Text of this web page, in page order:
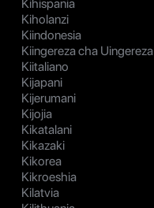
Kihispania
Kiholanzi
Kiindonesia
Kiingereza cha Uingereza
Kiitaliano
Kijapani
Kijerumani
Kijojia
Kikatalani
Kikazaki
Kikorea
Kikroeshia
Kilatvia